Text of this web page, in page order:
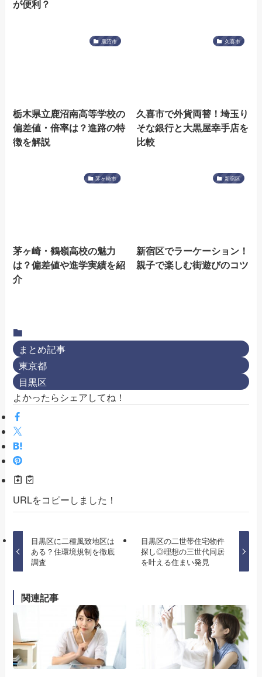
が便利？
鹿沼市
栃木県立鹿沼南高等学校の
偏差値・倍率は？進路の特
徴を解説
久喜市
久喜市で外貨両替！埼玉り
そな銀行と大黒屋幸手店を
比較
茅ヶ崎市
茅ヶ崎・鶴嶺高校の魅力
は？偏差値や進学実績を紹
介
新宿区
新宿区でラーケーション！
親子で楽しむ街遊びのコツ
まとめ記事
東京都
目黒区
よかったらシェアしてね！
URLをコピーしました！
目黒区に二種風致地区は
ある？住環境規制を徹底
調査
目黒区の二世帯住宅物件
探し◎理想の三世代同居
を叶える住まい発見
関連記事